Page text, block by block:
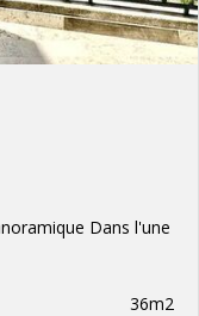
Dans l'une
36m2